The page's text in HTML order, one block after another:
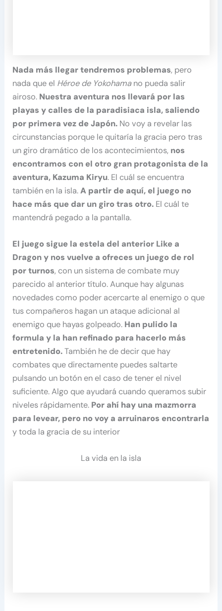
Nada más llegar tendremos problemas, pero
nada que el Héroe de Yokohamano pueda salir
airoso. Nuestra aventura nos llevará por las
playas y calles de la paradisiaca isla, saliendo
por primera vez de Japón. No voy a revelar las
circunstancias porque le quitaría la gracia pero tras
un giro dramático de los acontecimientos, nos
encontramos con el otro gran protagonista de la
aventura, Kazuma Kiryu. El cuál se encuentra
también en la isla.A partir de aquí, el juego no
hace más que dar un giro tras otro. El cuál te
mantendrá pegado a la pantalla.
El juego sigue la estela del anterior Like a
Dragon y nos vuelve a ofreces un juego de rol
por turnos, con un sistema de combate muy
parecido al anterior título. Aunque hay algunas
novedades como poder acercarte al enemigo o que
tus compañeros hagan un ataque adicional al
enemigo que hayas golpeado. Han pulido la
formula y la han refinado para hacerlo más
entretenido.También he de decir que hay
combates que directamente puedes saltarte
pulsando un botón en el caso de tener el nivel
suficiente. Algo que ayudará cuando queramos subir
niveles rápidamente. Por ahí hay una mazmorra
para levear, pero no voy a arruinaros encontrarla
y toda la gracia de su interior
La vida en la isla